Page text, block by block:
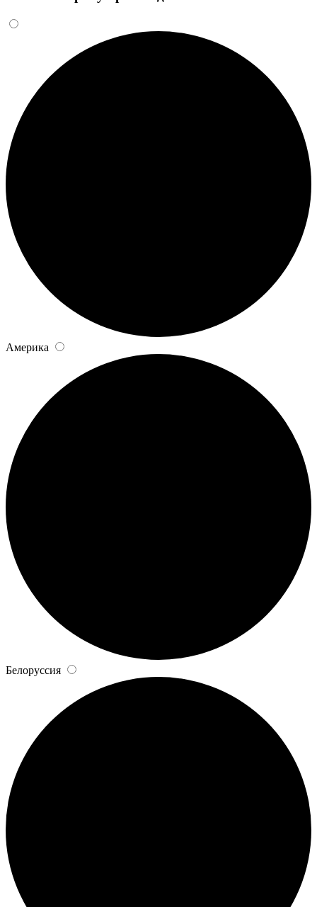
Америка
Белоруссия